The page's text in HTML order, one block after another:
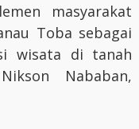
masyarakat
Toba sebagai
wisata di tanah
Nababan,